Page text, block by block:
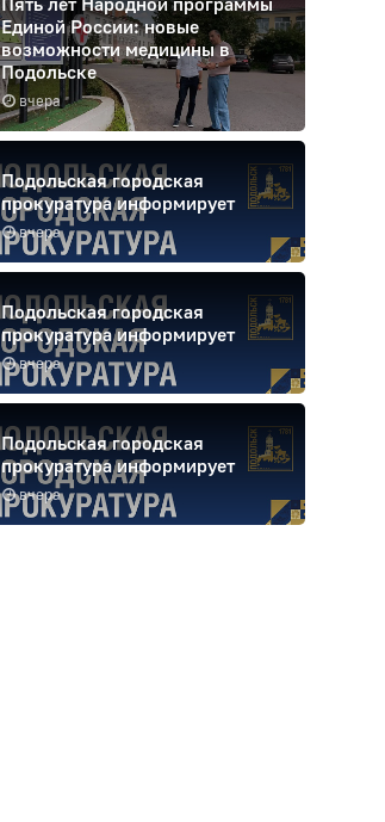
вчера
Единой России: новые
возможности медицины в
Подольске
вчера
Подольская городская
прокуратура информирует
вчера
Подольская городская
прокуратура информирует
вчера
Подольская городская
прокуратура информирует